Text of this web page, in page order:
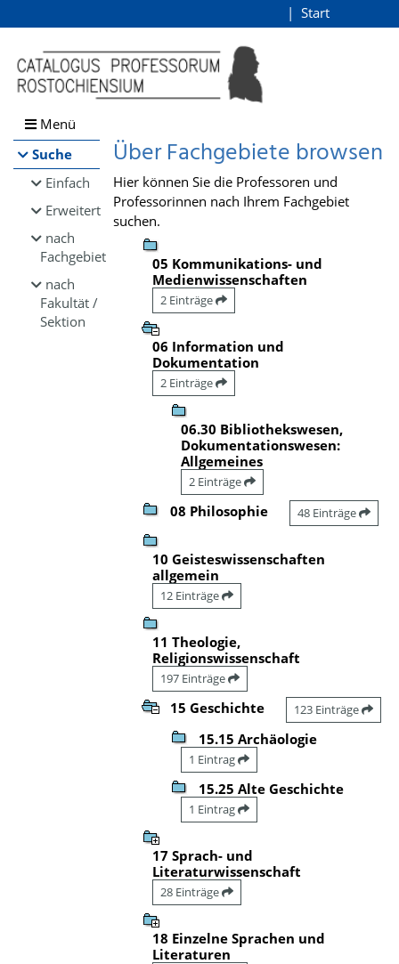
Browsen
direkt zum Inhalt
Start
Menü
Suche
Einfach
Erweitert
nach
Fachgebiet
nach
Fakultät /
Sektion
Über Fachgebiete browsen
Hier können Sie die Professoren und
Professorinnen nach Ihrem Fachgebiet
suchen.
05 Kommunikations- und
Medienwissenschaften
2 Einträge
06 Information und
Dokumentation
2 Einträge
06.30 Bibliothekswesen,
Dokumentationswesen:
Allgemeines
2 Einträge
08 Philosophie 48 Einträge
10 Geisteswissenschaften
allgemein
12 Einträge
11 Theologie,
Religionswissenschaft
197 Einträge
15 Geschichte 123 Einträge
15.15 Archäologie
1 Eintrag
15.25 Alte Geschichte
1 Eintrag
17 Sprach- und
Literaturwissenschaft
28 Einträge
18 Einzelne Sprachen und
Literaturen